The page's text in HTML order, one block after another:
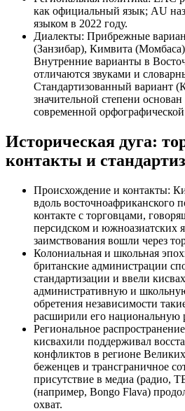
как официальный язык; AU
языком в 2022 году.
Диалекты: Прибрежные
(Занзибар), Кимвита
Внутренние варианты в
отличаются звуками и
Стандартизованный вариант
значительной степени
современной
Историческая дуга:
контакты и
Происхождение и контакты:
вдоль восточноафриканского
контакте с торговцами,
персидском и южноазиатских
заимствования вошли через
Колониальная и школьная
британские администрации
стандартизации и ввели
административную и
обретения независимости
расширили его национальную
Региональное
кисвахили поддерживал
конфликтов в регионе
беженцев и трансграничное
присутствие в медиа (радио,
(например, Bongo Flava)
охват.